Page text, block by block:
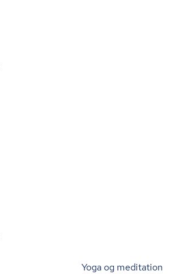
Yoga og meditation